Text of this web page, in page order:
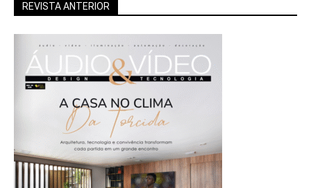
REVISTA ANTERIOR